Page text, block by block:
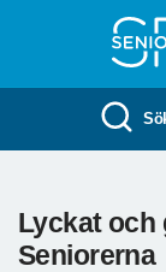
Lyckat och
Seniorerna